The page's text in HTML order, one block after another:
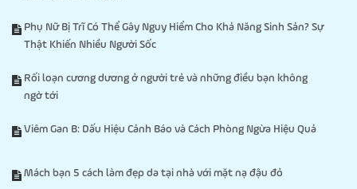
Phụ Nữ Bị Trĩ Có Thể Gây Nguy Hiểm Cho Khả Năng Sinh Sản? Sự
Thật Khiến Nhiều Người Sốc
Rối loạn cương dương ở người trẻ và những điều bạn không
ngờ tới
Viêm Gan B: Dấu Hiệu Cảnh Báo và Cách Phòng Ngừa Hiệu Quả
Mách bạn 5 cách làm đẹp da tại nhà với mặt nạ đậu đỏ